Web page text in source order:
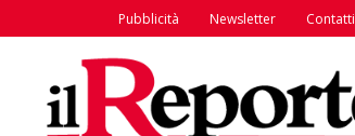
Pubblicità Newsletter Contatti